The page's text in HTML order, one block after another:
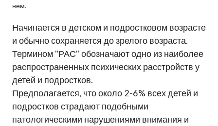
нем.
Начинается в детском и подростковом возрасте
и обычно сохраняется до зрелого возраста.
Термином "РАС" обозначают одно из наиболее
распространенных психических расстройств у
детей и подростков.
Предполагается, что около 2-6% всех детей и
подростков страдают подобными
патологическими нарушениями внимания и